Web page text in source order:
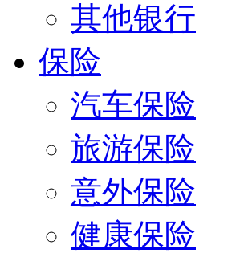
其他银行
保险
汽车保险
旅游保险
意外保险
健康保险